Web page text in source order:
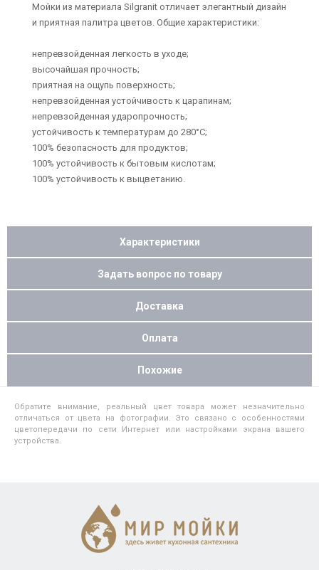
Мойки из материала Silgranit отличает элегантный дизайн
и приятная палитра цветов. Общие характеристики:
непревзойденная легкость в уходе;
высочайшая прочность;
приятная на ощупь поверхность;
непревзойденная устойчивость к царапинам;
непревзойденная ударопрочность;
устойчивость к температурам до 280°C;
100% безопасность для продуктов;
100% устойчивость к бытовым кислотам;
100% устойчивость к выцветанию.
Характеристики
Задать вопрос по товару
Доставка
Оплата
Похожие
Обратите внимание, реальный цвет товара может незначительно
отличаться от цвета на фотографии. Это связано с особенностями
цветопередачи по сети Интернет или настройками экрана вашего
устройства.